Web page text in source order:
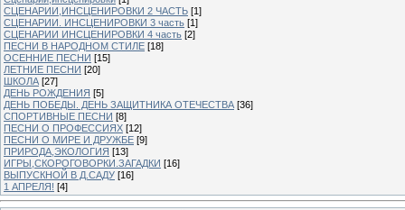
СЦЕНАРИИ,ИНСЦЕНИРОВКИ 2 ЧАСТЬ [1]
СЦЕНАРИИ. ИНСЦЕНИРОВКИ 3 часть [1]
СЦЕНАРИИ ИНСЦЕНИРОВКИ 4 часть [2]
ПЕСНИ В НАРОДНОМ СТИЛЕ [18]
ОСЕННИЕ ПЕСНИ [15]
ЛЕТНИЕ ПЕСНИ [20]
ШКОЛА [27]
ДЕНЬ РОЖДЕНИЯ [5]
ДЕНЬ ПОБЕДЫ. ДЕНЬ ЗАЩИТНИКА ОТЕЧЕСТВА [36]
СПОРТИВНЫЕ ПЕСНИ [8]
ПЕСНИ О ПРОФЕССИЯХ [12]
ПЕСНИ О МИРЕ И ДРУЖБЕ [9]
ПРИРОДА,ЭКОЛОГИЯ [13]
ИГРЫ,СКОРОГОВОРКИ.ЗАГАДКИ [16]
ВЫПУСКНОЙ В Д.САДУ [16]
1 АПРЕЛЯ! [4]